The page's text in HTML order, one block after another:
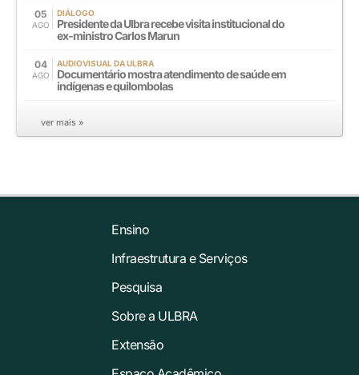
05
AGO
DIÁLOGO
Presidente da Ulbra recebe visita institucional do
ex-ministro Carlos Marun
04
AGO
AUDIOVISUAL DA ULBRA
Documentário mostra atendimento de saúde em
indígenas e quilombolas
ver mais »
Ensino
Infraestrutura e Serviços
Pesquisa
Sobre a ULBRA
Extensão